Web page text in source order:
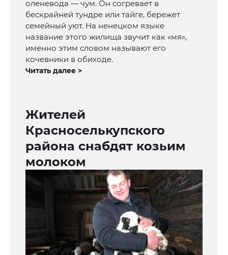
оленевода — чум. Он согревает в
бескрайней тундре или тайге, бережет
семейный уют. На ненецком языке
название этого жилища звучит как «мя»,
именно этим словом называют его
кочевники в обиходе.
Читать далее >
Жителей
Красноселькупского
района снабдят козьим
молоком